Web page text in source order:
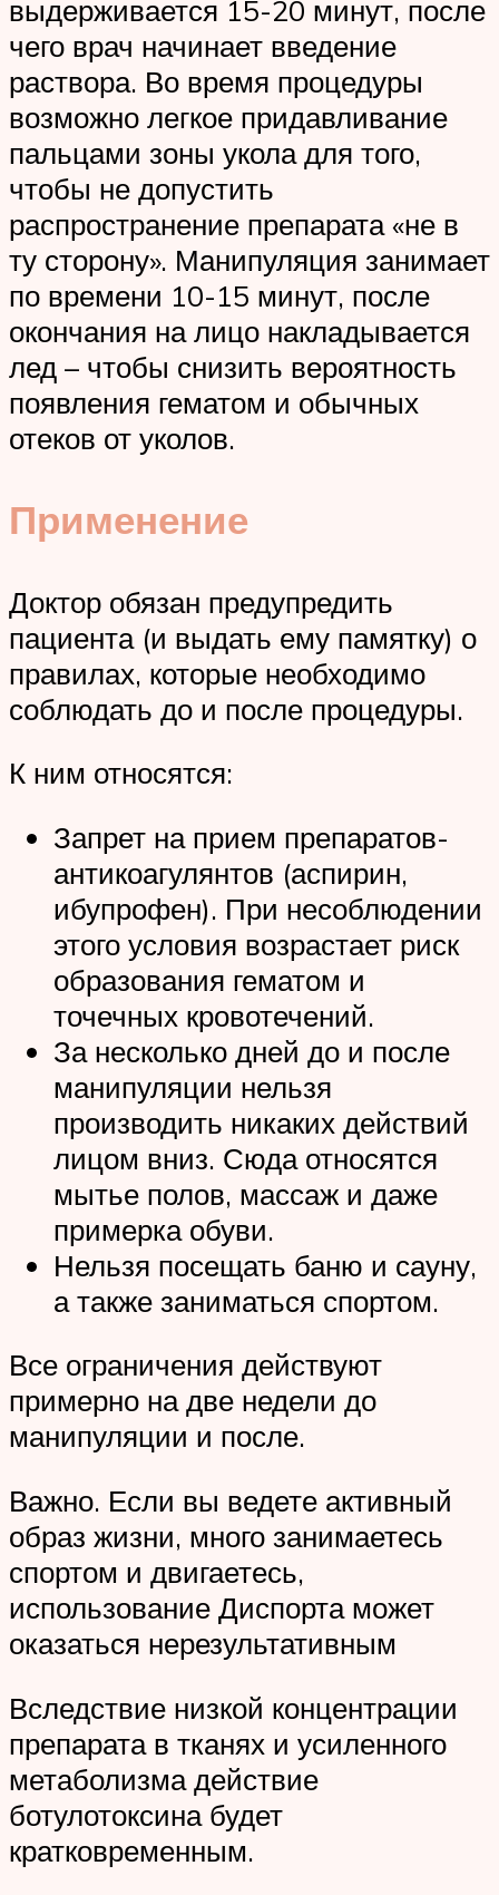
выдерживается 15-20 минут, после
чего врач начинает введение
раствора. Во время процедуры
возможно легкое придавливание
пальцами зоны укола для того,
чтобы не допустить
распространение препарата «не в
ту сторону». Манипуляция занимает
по времени 10-15 минут, после
окончания на лицо накладывается
лед – чтобы снизить вероятность
появления гематом и обычных
отеков от уколов.
Применение
Доктор обязан предупредить
пациента (и выдать ему памятку) о
правилах, которые необходимо
соблюдать до и после процедуры.
К ним относятся:
Запрет на прием препаратов-
антикоагулянтов (аспирин,
ибупрофен). При несоблюдении
этого условия возрастает риск
образования гематом и
точечных кровотечений.
За несколько дней до и после
манипуляции нельзя
производить никаких действий
лицом вниз. Сюда относятся
мытье полов, массаж и даже
примерка обуви.
Нельзя посещать баню и сауну,
а также заниматься спортом.
Все ограничения действуют
примерно на две недели до
манипуляции и после.
Важно. Если вы ведете активный
образ жизни, много занимаетесь
спортом и двигаетесь,
использование Диспорта может
оказаться нерезультативным
Вследствие низкой концентрации
препарата в тканях и усиленного
метаболизма действие
ботулотоксина будет
кратковременным.